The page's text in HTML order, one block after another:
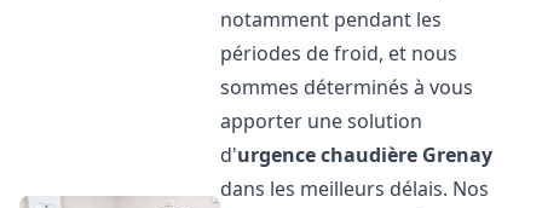
notamment pendant les
périodes de froid, et nous
sommes déterminés à vous
apporter une solution
d'urgence chaudière Grenay
dans les meilleurs délais. Nos